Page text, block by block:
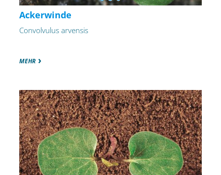
Ackerwinde
Convolvulus arvensis
MEHR